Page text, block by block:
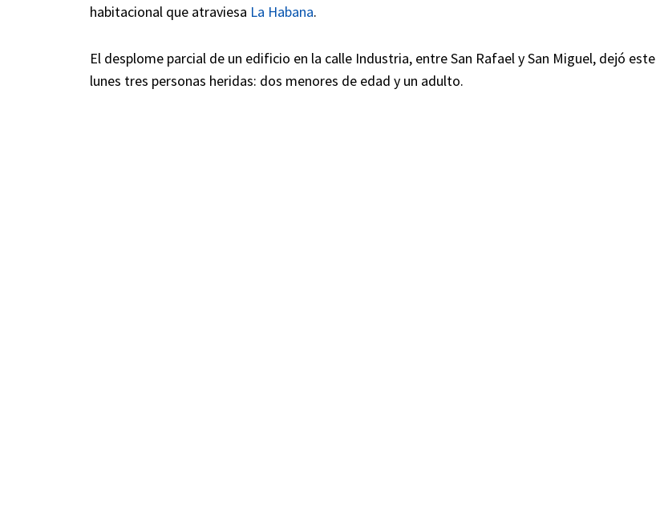
habitacional que atraviesa La Habana.
El desplome parcial de un edificio en la calle Industria, entre San Rafael y San Miguel, dejó este
lunes tres personas heridas: dos menores de edad y un adulto.